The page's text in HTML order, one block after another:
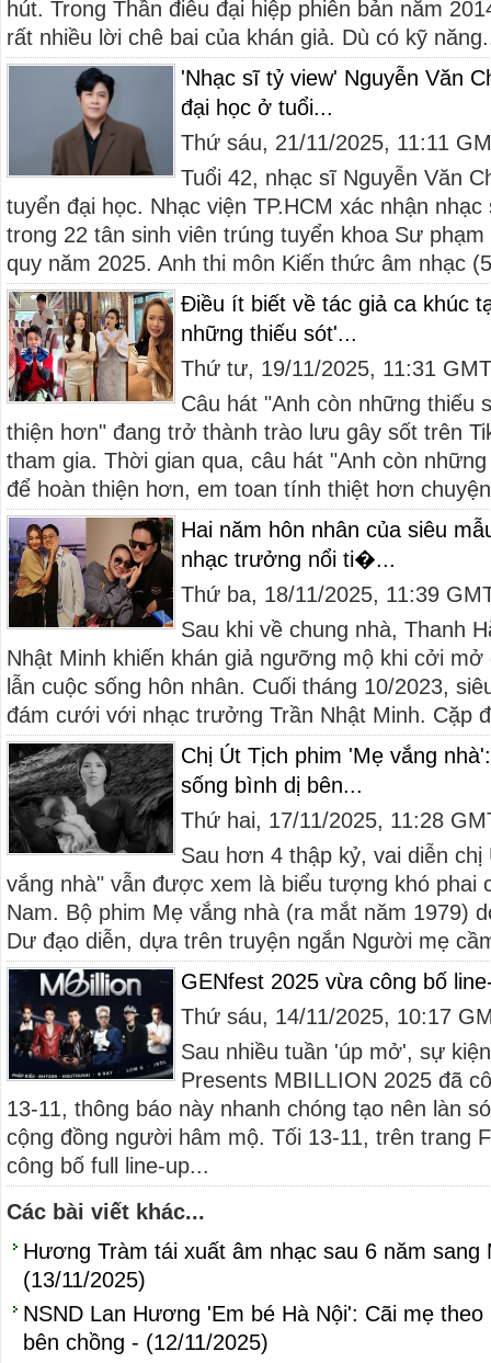
hút. Trong Thần điêu đại hiệp phiên bản năm
rất nhiều lời chê bai của khán giả. Dù có kỹ
'Nhạc sĩ tỷ view' Nguyễn Văn
đại học ở tuổi...
Thứ sáu, 21/11/2025, 11:11
Tuổi 42, nhạc sĩ Nguyễn Văn
tuyển đại học. Nhạc viện TP.HCM xác nhận
trong 22 tân sinh viên trúng tuyển khoa Sư
quy năm 2025. Anh thi môn Kiến thức âm nhạc
Điều ít biết về tác giả ca khúc
những thiếu sót'...
Thứ tư, 19/11/2025, 11:31
Câu hát "Anh còn những thiếu
thiện hơn" đang trở thành trào lưu gây sốt trên
tham gia. Thời gian qua, câu hát "Anh còn
để hoàn thiện hơn, em toan tính thiệt hơn
Hai năm hôn nhân của siêu
nhạc trưởng nổi ti�...
Thứ ba, 18/11/2025, 11:39
Sau khi về chung nhà, Thanh
Nhật Minh khiến khán giả ngưỡng mộ khi cởi mở
lẫn cuộc sống hôn nhân. Cuối tháng 10/2023,
đám cưới với nhạc trưởng Trần Nhật Minh. Cặp
Chị Út Tịch phim 'Mẹ vắng
sống bình dị bên...
Thứ hai, 17/11/2025, 11:28
Sau hơn 4 thập kỷ, vai diễn
vắng nhà" vẫn được xem là biểu tượng khó phai
Nam. Bộ phim Mẹ vắng nhà (ra mắt năm 1979)
Dư đạo diễn, dựa trên truyện ngắn Người mẹ
GENfest 2025 vừa công bố
Thứ sáu, 14/11/2025, 10:17
Sau nhiều tuần 'úp mở', sự
Presents MBILLION 2025 đã
13-11, thông báo này nhanh chóng tạo nên làn
cộng đồng người hâm mộ. Tối 13-11, trên trang
công bố full line-up...
Các bài viết khác...
Hương Tràm tái xuất âm nhạc sau 6 năm sang
(13/11/2025)
NSND Lan Hương 'Em bé Hà Nội': Cãi mẹ
bên chồng - (12/11/2025)